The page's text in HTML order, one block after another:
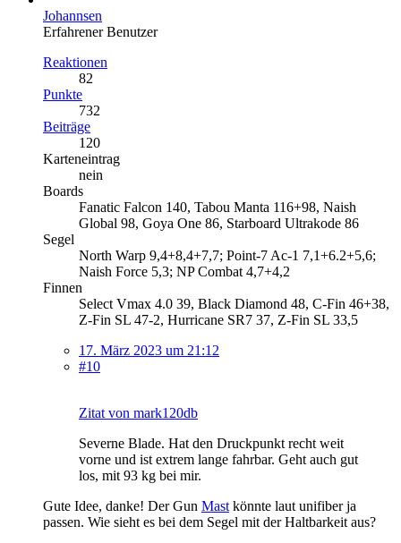
Johannsen
Erfahrener Benutzer
Reaktionen
82
Punkte
732
Beiträge
120
Karteneintrag
nein
Boards
Fanatic Falcon 140, Tabou Manta 116+98, Naish
Global 98, Goya One 86, Starboard Ultrakode 86
Segel
North Warp 9,4+8,4+7,7; Point-7 Ac-1 7,1+6.2+5,6;
Naish Force 5,3; NP Combat 4,7+4,2
Finnen
Select Vmax 4.0 39, Black Diamond 48, C-Fin 46+38,
Z-Fin SL 47-2, Hurricane SR7 37, Z-Fin SL 33,5
17. März 2023 um 21:12
#10
Zitat von mark120db
Severne Blade. Hat den Druckpunkt recht weit
vorne und ist extrem lange fahrbar. Geht auch gut
los, mit 93 kg bei mir.
Gute Idee, danke! Der Gun Mast könnte laut unifiber ja
passen. Wie sieht es bei dem Segel mit der Haltbarkeit aus?